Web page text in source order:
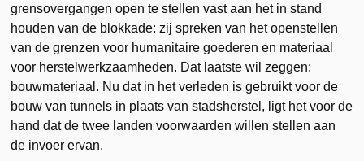
grensovergangen open te stellen vast aan het in stand
houden van de blokkade: zij spreken van het openstellen
van de grenzen voor humanitaire goederen en materiaal
voor herstelwerkzaamheden. Dat laatste wil zeggen:
bouwmateriaal. Nu dat in het verleden is gebruikt voor de
bouw van tunnels in plaats van stadsherstel, ligt het voor de
hand dat de twee landen voorwaarden willen stellen aan
de invoer ervan.